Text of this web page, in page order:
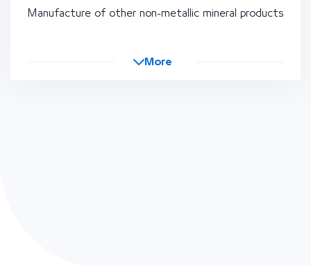
Manufacture of other non-metallic mineral products
More